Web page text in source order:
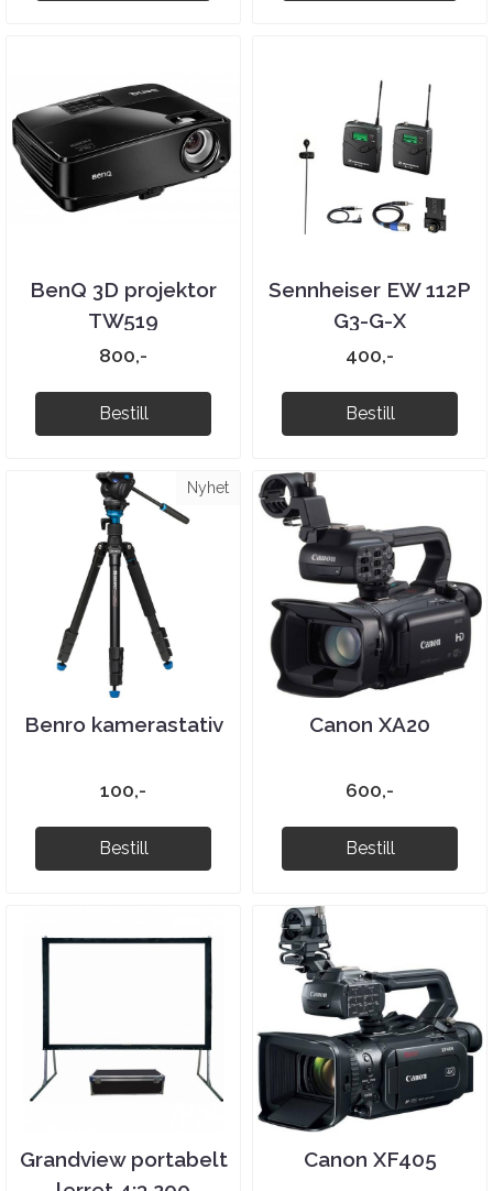
BenQ 3D projektor
TW519
800,-
Bestill
Sennheiser EW 112P
G3-G-X
400,-
Bestill
Nyhet
Benro kamerastativ
100,-
Bestill
Canon XA20
600,-
Bestill
Grandview portabelt
Canon XF405